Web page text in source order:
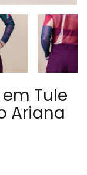
Tule
Ariana